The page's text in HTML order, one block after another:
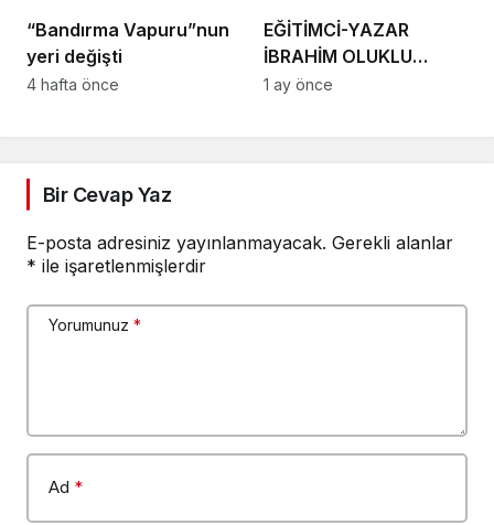
“Bandırma Vapuru”nun
yeri değişti
4 hafta önce
EĞİTİMCİ-YAZAR
İBRAHİM OLUKLU
VEFAT ETTİ
1 ay önce
Bir Cevap Yaz
E-posta adresiniz yayınlanmayacak. Gerekli alanlar
* ile işaretlenmişlerdir
Yorumunuz *
Ad *